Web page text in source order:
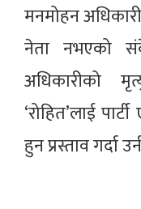
मनमोहन
नेता नभएको
अधिकारीको
‘रोहित’लाई
हुन प्रस्ताव